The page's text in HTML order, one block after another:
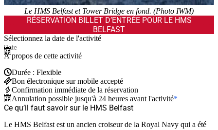
Le HMS Belfast et Tower Bridge en fond. (Photo IWM)
RÉSERVATION BILLET D’ENTRÉE POUR LE HMS
BELFAST
Sélectionnez la date de l'activité
À propos de cette activité
Durée : Flexible
Bon électronique sur mobile accepté
Confirmation immédiate de la réservation
Annulation possible jusqu'à 24 heures avant l'activité*
Ce qu’il faut savoir sur le HMS Belfast
Le HMS Belfast est un ancien croiseur de la Royal Navy qui a été